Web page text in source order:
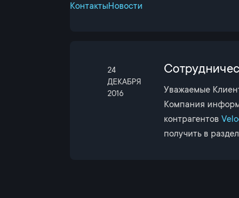
КонтактыНовости
24
ДЕКАБРЯ
2016
Уважаемые
Компания
контрагентов
получить в